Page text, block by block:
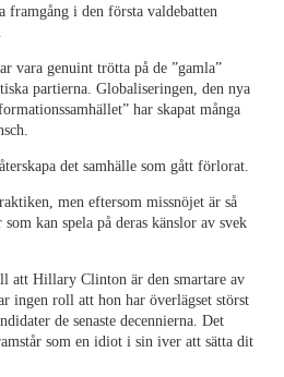
framgång i den första valdebatten
vara genuint trötta på de ”gamla”
partierna. Globaliseringen, den nya
har skapat många
det samhälle som gått förlorat.
men eftersom missnöjet är så
kan spela på deras känslor av svek
att Hillary Clinton är den smartare av
ingen roll att hon har överlägset störst
de senaste decennierna. Det
som en idiot i sin iver att sätta dit